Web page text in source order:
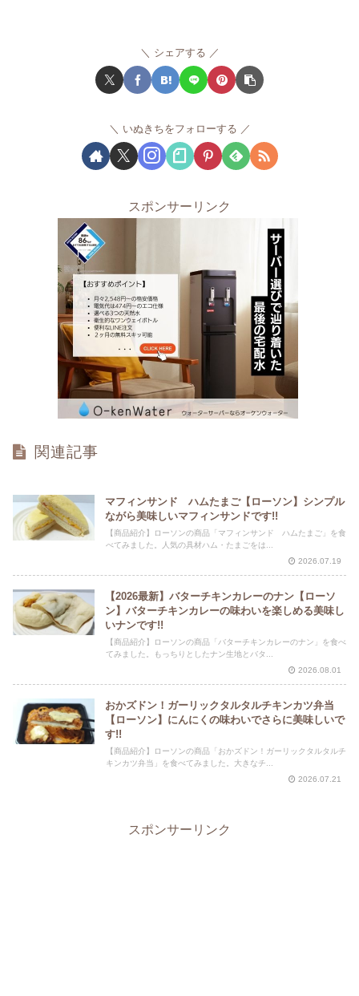
シェアする
いぬきちをフォローする
スポンサーリンク
関連記事
マフィンサンド ハムたまご【ローソン】シンプル
ながら美味しいマフィンサンドです!!
【商品紹介】ローソンの商品「マフィンサンド ハムたまご」を食
べてみました。人気の具材ハム・たまごをは...
2026.07.19
【2026最新】バターチキンカレーのナン【ローソ
ン】バターチキンカレーの味わいを楽しめる美味し
いナンです!!
【商品紹介】ローソンの商品「バターチキンカレーのナン」を食べ
てみました。もっちりとしたナン生地とバタ...
2026.08.01
おかズドン！ガーリックタルタルチキンカツ弁当
【ローソン】にんにくの味わいでさらに美味しいで
す!!
【商品紹介】ローソンの商品「おかズドン！ガーリックタルタルチ
キンカツ弁当」を食べてみました。大きなチ...
2026.07.21
スポンサーリンク